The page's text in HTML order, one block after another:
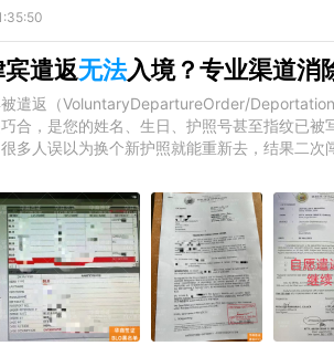
遣返无法入境？专业渠道消
遣返（VoluntaryDepartureOrder/
合，是您的姓名、生日、护照号甚至指纹已
多人误以为换个新护照就能重新去，结果二